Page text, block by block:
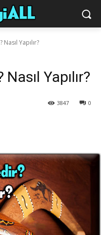
Yapılır?
Yapılır?
0
3847